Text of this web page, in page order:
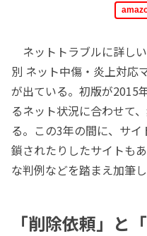
ネットトラブルに詳し
別 ネット中傷・炎上対応
が出ている。初版が2015
るネット状況に合わせて
る。この3年の間に、サ
鎖されたりしたサイトも
な判例などを踏まえ加筆し
「削除依頼」と